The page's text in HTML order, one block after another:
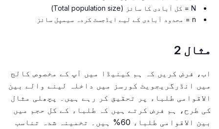
N = کل آبادی کا سائز (Total population size)
n = محدود آبادی کے لیے ایڈجسٹ کردہ سیمپل سائز
مثال 2
اب، فرض کریں کہ ہم کینیڈا میں آپ کے مخصوص کالج
میں انڈرگریجویٹ کورسز میں داخلہ لینے والے بین
الاقوامی طلباء پر تحقیق کر رہے ہیں۔ پچھلی مثال
کی طرح، ہم فرض کرتے ہیں کہ طلباء کے کل حجم میں
بین الاقوامی طلباء 60% ہیں۔ تخمینہ شدہ تناسب